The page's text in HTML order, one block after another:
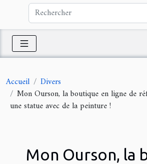
Accueil
Divers
Mon Ourson, la boutique en ligne de
une statue avec de la peinture !
Mon Ourson, la